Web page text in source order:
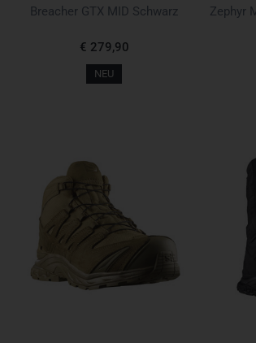
Breacher GTX MID Schwarz
€ 279,90
NEU
Zephyr